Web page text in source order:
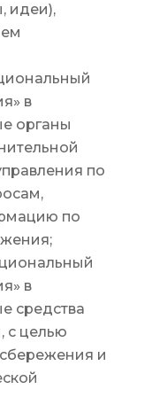
идеи),
в
органы
по
по
в
средства
с целью
и